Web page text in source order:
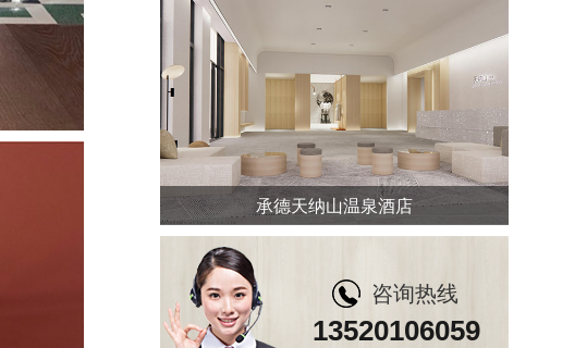
承德天纳山温泉酒店
咨询热线
13520106059